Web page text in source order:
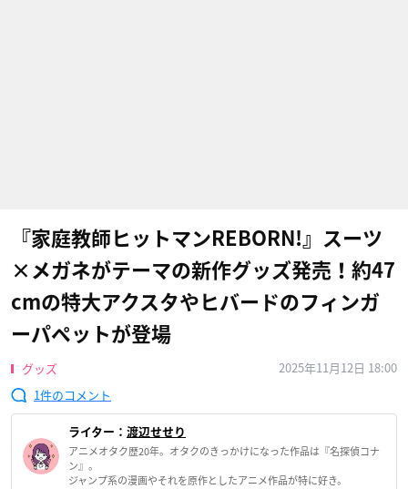
『家庭教師ヒットマンREBORN!』スーツ
×メガネがテーマの新作グッズ発売！約47
cmの特大アクスタやヒバードのフィンガ
ーパペットが登場
グッズ
2025年11月12日 18:00
1
ライター： 渡辺せせり
アニメオタク歴20年。オタクのきっかけになった作品は『名探偵コナ
ン』。
ジャンプ系の漫画やそれを原作としたアニメ作品が特に好き。